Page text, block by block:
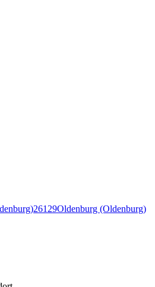
26129Oldenburg (Oldenburg)